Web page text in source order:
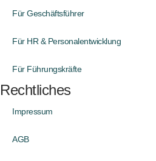
Für Geschäftsführer
Für HR & Personalentwicklung
Für Führungskräfte
Rechtliches
Impressum
AGB